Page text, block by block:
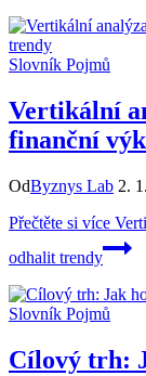
Slovník Pojmů
Vertikální
finanční
OdByznys Lab 2.
Přečtěte si více
odhalit trendy
Slovník Pojmů
Cílový trh: